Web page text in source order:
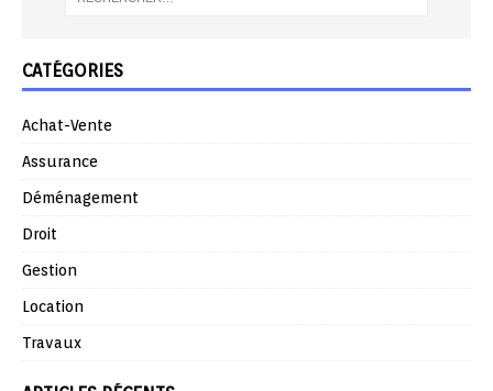
CATÉGORIES
Achat-Vente
Assurance
Déménagement
Droit
Gestion
Location
Travaux